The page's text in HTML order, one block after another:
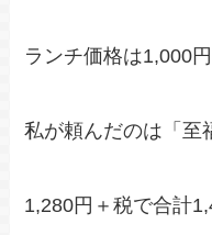
ランチ価格は1,000
私が頼んだのは「至
1,280円＋税で合計